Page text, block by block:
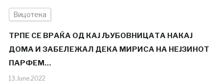
Вицотека
ТРПЕ СЕ ВРАЌА ОД КАЈ ЉУБОВНИЦАТА НАКАЈ
ДОМА И ЗАБЕЛЕЖАЛ ДЕКА МИРИСА НА НЕЈЗИНОТ
ПАРФЕМ…
13.June.2022